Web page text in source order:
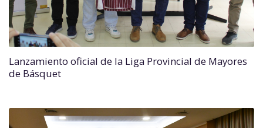
Lanzamiento oficial de la Liga Provincial de Mayores
de Básquet